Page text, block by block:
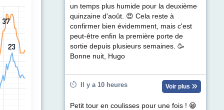
(km/h). Data ranges from 1 to 37.
23
23
37
37
un temps plus humide pour la deuxième
quinzaine d'août. 😍 Cela reste à
confirmer bien évidemment, mais c'est
peut-être enfin la première porte de
sortie depuis plusieurs semaines. 🥳
Bonne nuit, Hugo
Il y a 10 heures Voir plus
Petit tour en coulisses pour une fois ! 😁